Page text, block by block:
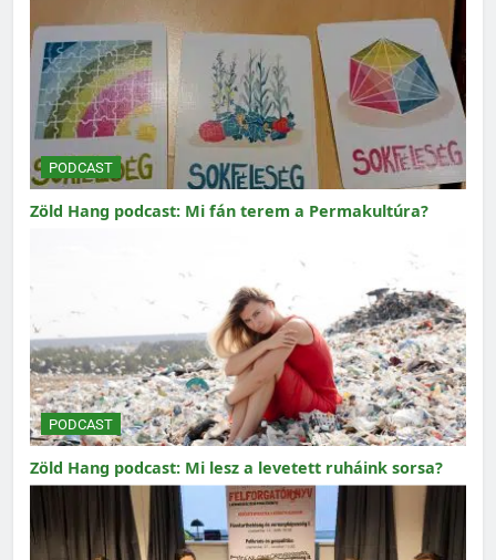
PODCAST
Zöld Hang podcast: Mi fán terem a Permakultúra?
PODCAST
Zöld Hang podcast: Mi lesz a levetett ruháink sorsa?